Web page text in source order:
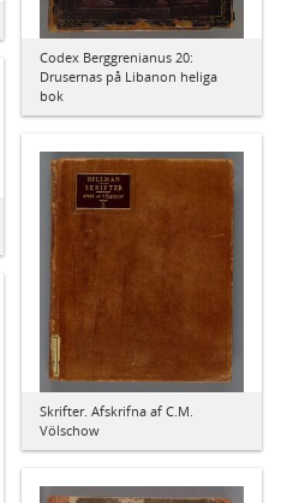
Codex Berggrenianus 20:
Drusernas på Libanon heliga
bok
Skrifter. Afskrifna af C.M.
Völschow